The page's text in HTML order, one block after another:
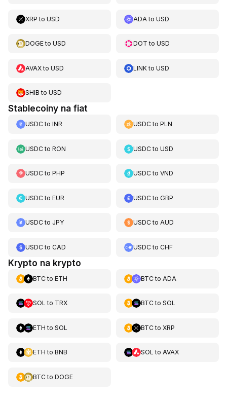
XRP to USD ADA toUSD
DOGEto USD DOT toUSD
AVAXto USD LINKtoUSD
SHIB to USD
Stablecoiny na fiat
USDCto INR USDCtoPLN
USDCto RON USDCtoUSD
USDCto PHP USDCtoVND
USDCto EUR USDCtoGBP
USDCto JPY USDCtoAUD
USDCto CAD USDCtoCHF
Krypto na krypto
BTCto ETH BTCto ADA
SOL to TRX BTCto SOL
ETH to SOL BTCto XRP
ETH to BNB SOL to AVAX
BTCto DOGE